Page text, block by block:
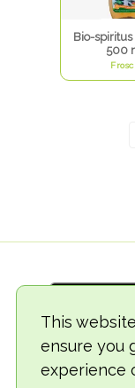
This
ensure you
experience
Bio-
500
© 2018-2026